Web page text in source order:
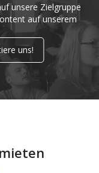
unsere Zielgruppe
auf unserem
uns!